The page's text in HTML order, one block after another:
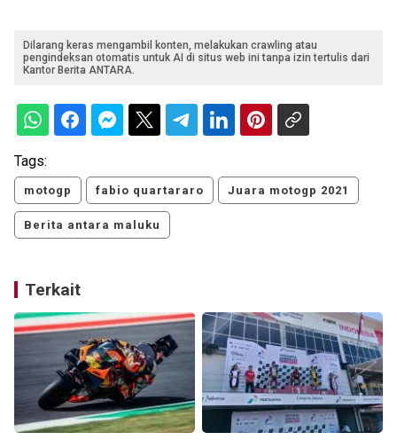
Dilarang keras mengambil konten, melakukan crawling atau
pengindeksan otomatis untuk AI di situs web ini tanpa izin tertulis dari
Kantor Berita ANTARA.
Tags:
motogp fabio quartararo Juara motogp 2021
Berita antara maluku
Terkait